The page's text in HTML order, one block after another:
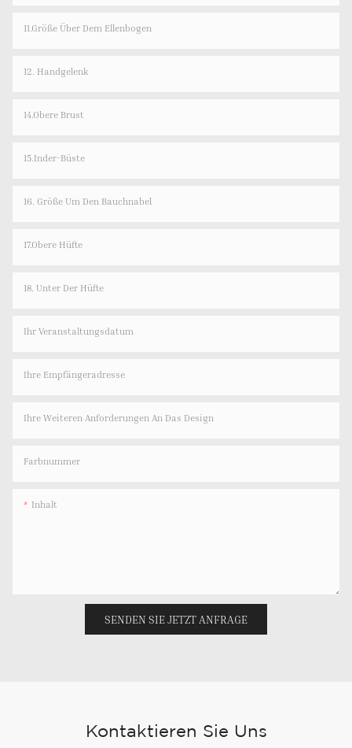
11.Größe Über Dem Ellenbogen
12. Handgelenk
14.Obere Brust
15.Inder-Büste
16. Größe Um Den Bauchnabel
17.Obere Hüfte
18. Unter Der Hüfte
Ihr Veranstaltungsdatum
Ihre Empfängeradresse
Ihre Weiteren Anforderungen An Das Design
Farbnummer
Inhalt
SENDEN SIE JETZT ANFRAGE
Kontaktieren Sie Uns